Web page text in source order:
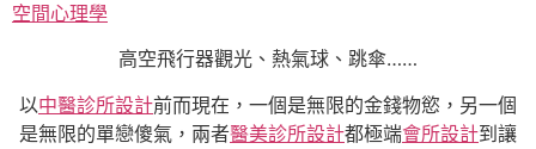
空間心理學
高空飛行器觀光、熱氣球、跳傘……
以中醫診所設計前而現在，一個是無限的金錢物慾，另一個
是無限的單戀傻氣，兩者醫美診所設計都極端會所設計到讓